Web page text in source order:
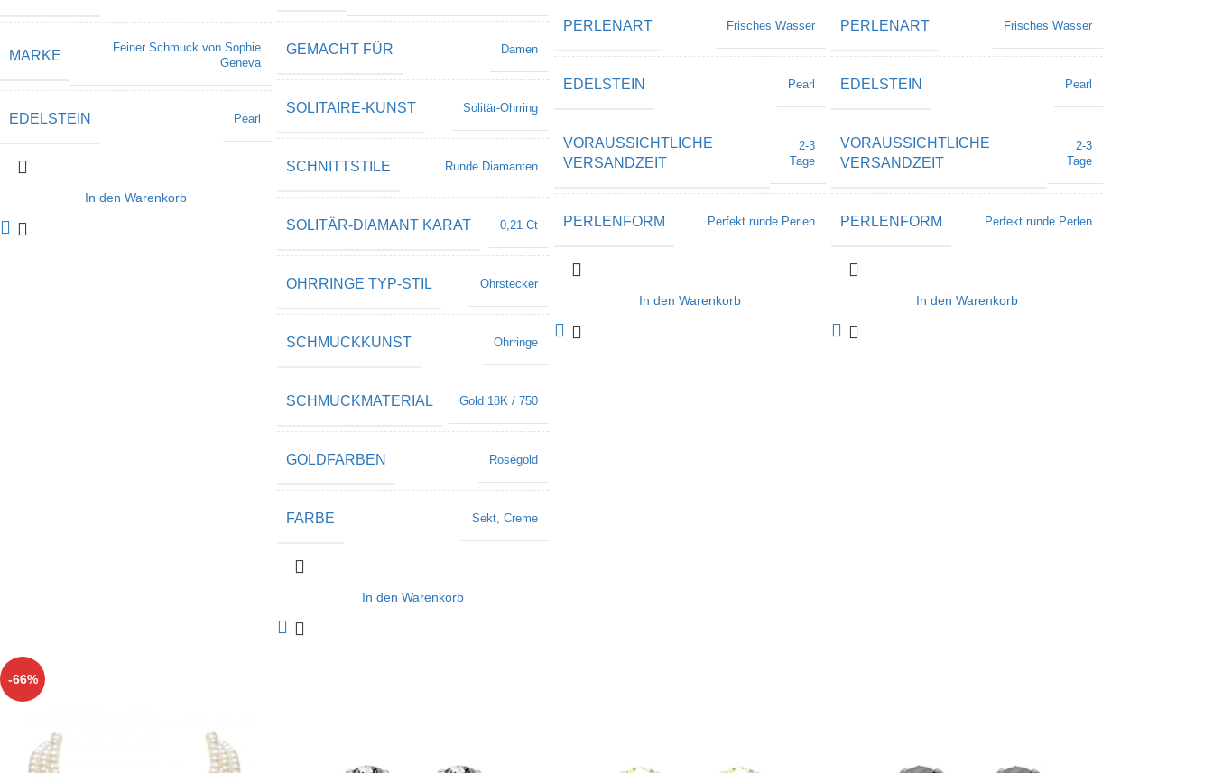
MARKE
Feiner Schmuck von Sophie
Geneva
EDELSTEIN Pearl
In den Warenkorb
GEMACHT FÜR Damen
SOLITAIRE-KUNST Solitär-Ohrring
SCHNITTSTILE Runde Diamanten
SOLITÄR-DIAMANT KARAT 0,21 Ct
OHRRINGE TYP-STIL Ohrstecker
SCHMUCKKUNST Ohrringe
SCHMUCKMATERIAL Gold 18K / 750
GOLDFARBEN Roségold
FARBE Sekt, Creme
In den Warenkorb
PERLENART Frisches Wasser
EDELSTEIN Pearl
VORAUSSICHTLICHE
VERSANDZEIT
2-3
Tage
PERLENFORM Perfekt runde Perlen
In den Warenkorb
PERLENART Frisches Wasser
EDELSTEIN Pearl
VORAUSSICHTLICHE
VERSANDZEIT
2-3
Tage
PERLENFORM Perfekt runde Perlen
In den Warenkorb
-66%